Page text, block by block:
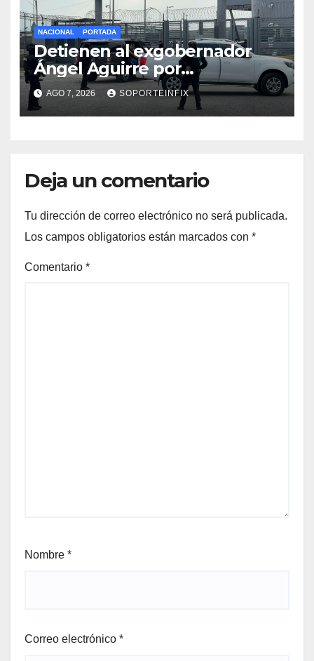
NACIONAL PORTADA
Detienen al exgobernador
Ángel Aguirre por
obstrucción de la justicia en
el caso Ayotzinapa
AGO 7, 2026 SOPORTEINFIX
Deja un comentario
Tu dirección de correo electrónico no será publicada.
Los campos obligatorios están marcados con *
Comentario *
Nombre *
Correo electrónico *